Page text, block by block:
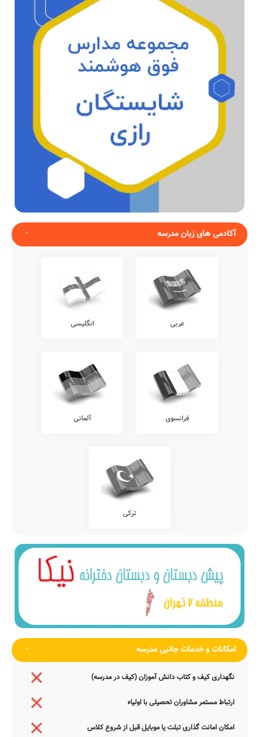
آکادمی های زبان مدرسه
عربی انگلیسی
فرانسوی آلمانی
ترکی
امکانات و خدمات جانبی مدرسه
نگهداری کیف و کتاب دانش آموزان (کیف در مدرسه)
ارتباط مستمر مشاوران تحصیلی با اولیاء
امکان امانت گذاری تبلت یا موبایل قبل از شروع کلاس